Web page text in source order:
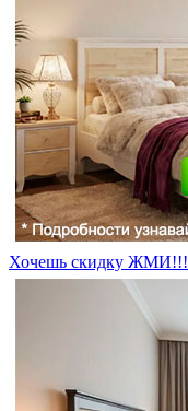
Хочешь скидку ЖМИ!!!